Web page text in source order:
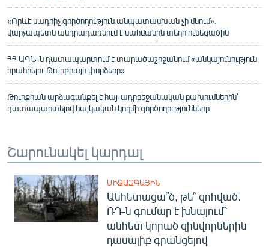
«Որևէ սադրիչ գործողություն անպատասխան չի մնում».
վարչապետն անդրադառնում է սահմանին տեղի ունեցածին
ՀՀ ԱԳՆ-ն դատապարտում է տարածաշրջանում «անկայունություն
հրահրելու Թուրքիայի փորձերը»
Թուրքիան արձագանքել է հայ-ադրբեջանական բախումներին՝
դատապարտելով հայկական կողմի գործողությունները
Շարունակել կարդալ
ՄԻՋԱԶԳԱՅԻՆ
Անհետացա՞ծ, թե՞ զոհված․
ՌԴ-ն գումար է խնայում՝
անհետ կորած զինվորներին
դասալիք գրանցելով